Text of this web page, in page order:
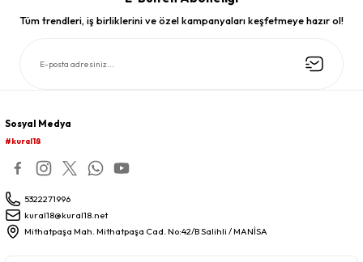
Tüm trendleri, iş birliklerini ve özel kampanyaları keşfetmeye hazır ol!
Sosyal Medya
#kural18
5322271996
kural18@kural18.net
Mithatpaşa Mah. Mithatpaşa Cad. No:42/B Salihli / MANİSA